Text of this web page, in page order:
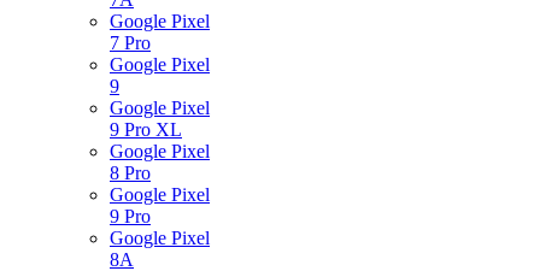
Google Pixel
7 Pro
Google Pixel
9
Google Pixel
9 Pro XL
Google Pixel
8 Pro
Google Pixel
9 Pro
Google Pixel
8A